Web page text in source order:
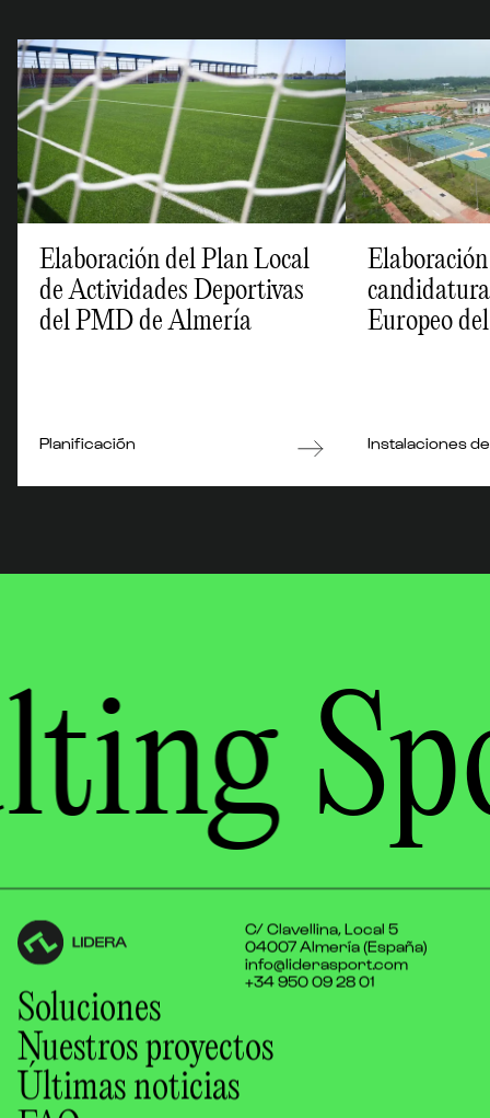
Elaboración del Plan Local
de Actividades Deportivas
del PMD de Almería
Planificación
Europeo
Instalaciones
C/ Clavellina, Local 5
04007 Almería (España)
info@liderasport.com
+34 950 09 28 01
Soluciones
Nuestros proyectos
Últimas noticias